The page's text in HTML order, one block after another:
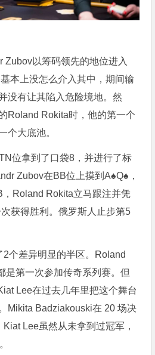
Zubov以筹码领先的地位进入
本上没怎么介入其中，期间输
没有让其陷入危险境地。然
Roland Rokita时，他的第一个
个大底池。
位拿到了口袋8，并进行了标
Zubov在BB位上摸到A♠Q♠，
Roland Rokita立马跟注并凭
获得胜利。俄罗斯人止步第5
2个差异明显的半区。Roland
是第一次参加传奇系列赛。但
Lee在过去几年里把这个舞台
Mikita Badziakouski在 20 场决
Lee虽然从未拿到过冠军，